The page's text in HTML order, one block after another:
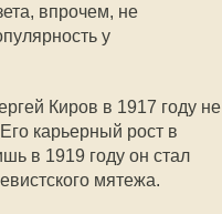
впрочем, не
у
Киров в 1917 году не
карьерный рост в
в 1919 году он стал
мятежа.